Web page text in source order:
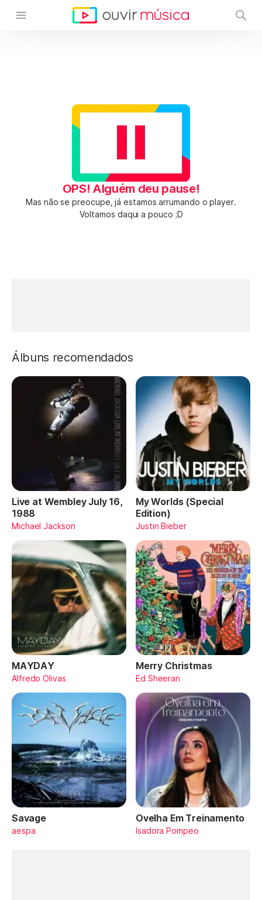
OPS! Alguém deu pause!
Mas não se preocupe, já estamos arrumando o player.
Voltamos daqui a pouco ;D
Álbuns recomendados
Live at Wembley July 16,
1988
Michael Jackson
My Worlds (Special
Edition)
Justin Bieber
MAYDAY
Alfredo Olivas
Merry Christmas
Ed Sheeran
Savage
aespa
Ovelha Em Treinamento
Isadora Pompeo